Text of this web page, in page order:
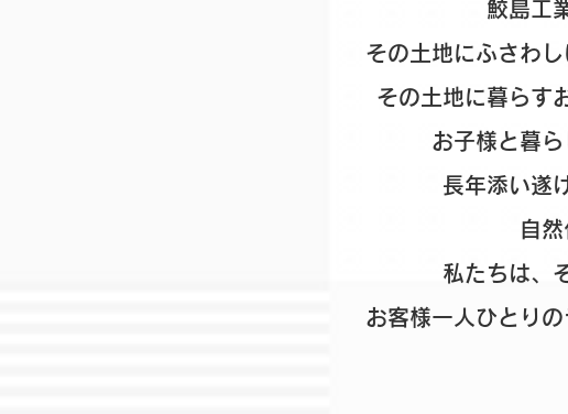
鮫島工
その土地にふさわ
その土地に暮らす
お子様と暮
長年添い遂
自
私たちは、
お客様一人ひとり